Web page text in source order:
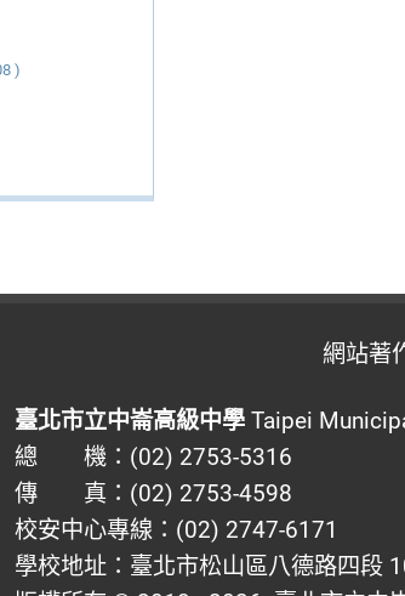
)
網站著
臺北市立中崙高級中學Taipei
總 機：(02) 2753-5316
傳 真：(02) 2753-4598
校安中心專線：(02) 2747-6171
學校地址：臺北市松山區八德路四段